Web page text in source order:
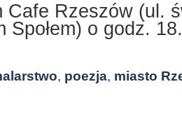
Cafe Rzeszów (ul.
Społem) o godz.
, poezja, miasto